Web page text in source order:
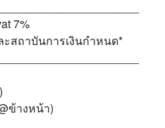
7%
สถาบันการเงินกำหนด*
ข้างหน้า)